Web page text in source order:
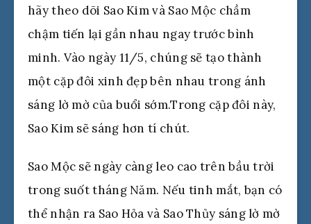
hãy theo dõi Sao Kim và Sao Mộc chầm
chậm tiến lại gần nhau ngay trước bình
minh. Vào ngày 11/5, chúng sẽ tạo thành
một cặp đôi xinh đẹp bên nhau trong ánh
sáng lờ mờ của buổi sớm.Trong cặp đôi này,
Sao Kim sẽ sáng hơn tí chút.
Sao Mộc sẽ ngày càng leo cao trên bầu trời
trong suốt tháng Năm. Nếu tinh mắt, bạn có
thể nhận ra Sao Hỏa và Sao Thủy sáng lờ mờ